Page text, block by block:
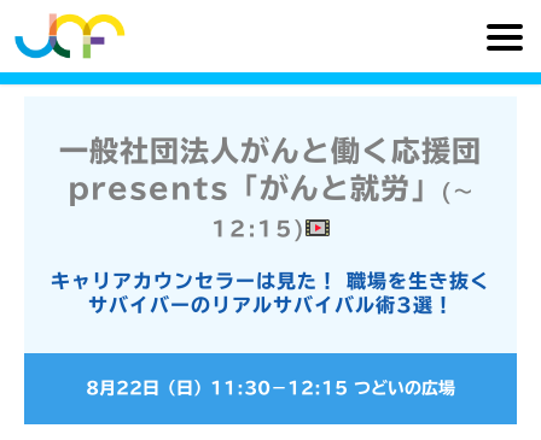
一般社団法人がんと働く応援団
presents「がんと就労」
(〜
12:15)
キャリアカウンセラーは見た！ 職場を生き抜く
サバイバーのリアルサバイバル術3選！
8月22日（日） 11:30− 12:15 つどいの広場